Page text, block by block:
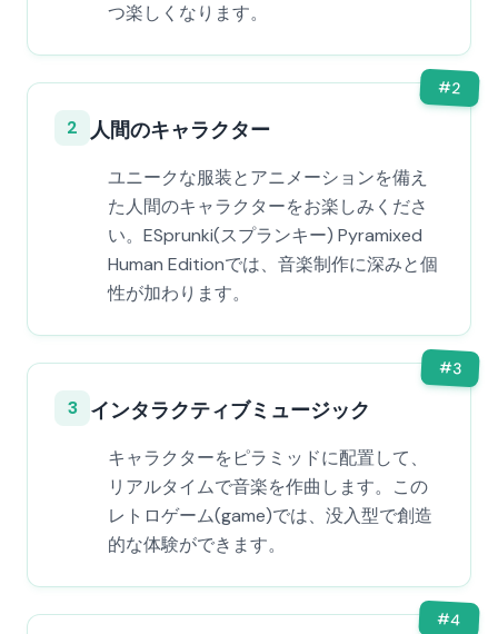
つ楽しくなります。
#2
2 人間のキャラクター
ユニークな服装とアニメーションを備え
た人間のキャラクターをお楽しみくださ
い。ESprunki(スプランキー) Pyramixed
Human Editionでは、音楽制作に深みと個
性が加わります。
#3
3 インタラクティブミュージック
キャラクターをピラミッドに配置して、
リアルタイムで音楽を作曲します。この
レトロゲーム(game)では、没入型で創造
的な体験ができます。
#4